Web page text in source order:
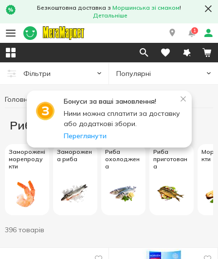
Безкоштовна доставка з Моршинська зі смаком!
Детальніше
1
Фільтри Популярні
Бонуси за ваші замовлення!
Ними можна сплатити за доставку
або додаткові збори.
Переглянути
Головна Риба та морепродукти
Риба та морепродукти
Заморожені
морепроду
кти
Заморожен
а риба
Риба
охолоджен
а
Риба
приготован
а
кти
396 товарів